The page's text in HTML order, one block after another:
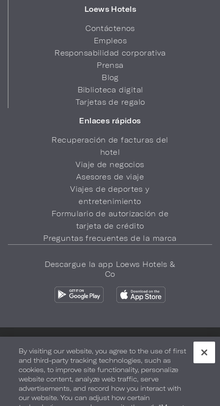
Loews Hotels
Contáctenos
Empleos
Responsabilidad corporativa
Prensa
Blog
Biblioteca digital
Tarjetas de regalo
Enlaces rápidos
Recuperación de facturas del
hotel
Viaje de negocios
Asesores de viaje
Viajes de deportes y
entretenimiento
Formulario de autorización de
tarjeta de crédito
Preguntas frecuentes de la marca
Descargue la app Loews Hotels &
Co
Seguridad y bienestar Términos de Uso Accesibilidad
Mapa del sitio Sus opciones de privacidad
DERECHOS DE AUTOR 2026.LOEWS HOTELS & CO
By visiting our website, you agree to the use of first
and third-party tracking technologies, such as
cookies, to improve site functionality, personalize
website content, analyze web traffic, serve
advertisements, and record how you interact with
our website. You can adjust how certain